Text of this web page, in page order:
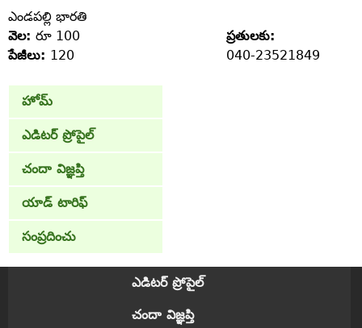
ఎండపల్లి భారతి
వెల: రూ 100
పేజీలు: 120
ప్రతులకు:
040-23521849
హోమ్
ఎడిటర్ ప్రోపైల్
చందా విజ్ఞప్తి
యాడ్ టారిఫ్
సంప్రదించు
ఎడిటర్ ప్రోపైల్
చందా విజ్ఞప్తి